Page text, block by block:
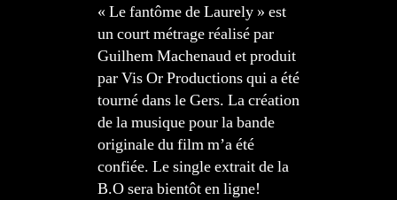
« Le fantôme de Laurely » est
un court métrage réalisé par
Guilhem Machenaud et produit
par Vis Or Productions qui a été
tourné dans le Gers. La création
de la musique pour la bande
originale du film m’a été
confiée. Le single extrait de la
B.O sera bientôt en ligne!